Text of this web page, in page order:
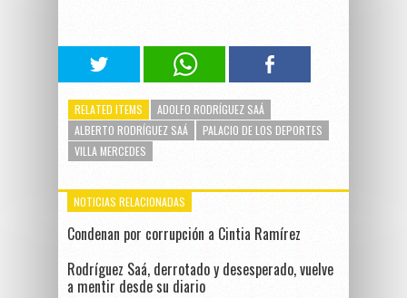
RELATED ITEMS
ADOLFO RODRÍGUEZ SAÁ
ALBERTO RODRÍGUEZ SAÁ
PALACIO DE LOS DEPORTES
VILLA MERCEDES
NOTICIAS RELACIONADAS
Condenan por corrupción a Cintia Ramírez
Rodríguez Saá, derrotado y desesperado, vuelve
a mentir desde su diario